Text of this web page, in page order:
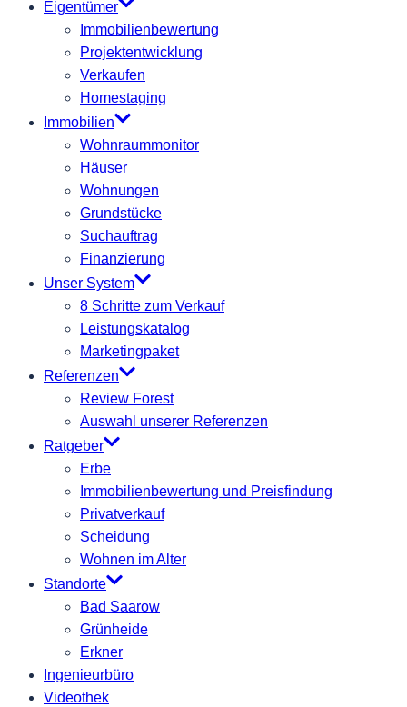
Eigentümer
Immobilienbewertung
Projektentwicklung
Verkaufen
Homestaging
Immobilien
Wohnraummonitor
Häuser
Wohnungen
Grundstücke
Suchauftrag
Finanzierung
Unser System
8 Schritte zum Verkauf
Leistungskatalog
Marketingpaket
Referenzen
Review Forest
Auswahl unserer Referenzen
Ratgeber
Erbe
Immobilienbewertung und Preisfindung
Privatverkauf
Scheidung
Wohnen im Alter
Standorte
Bad Saarow
Grünheide
Erkner
Ingenieurbüro
Videothek